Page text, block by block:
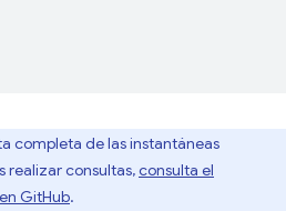
completa de las instantáneas
realizar consultas,consulta el
en GitHub.